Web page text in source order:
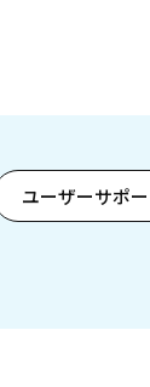
ユーザーサポ